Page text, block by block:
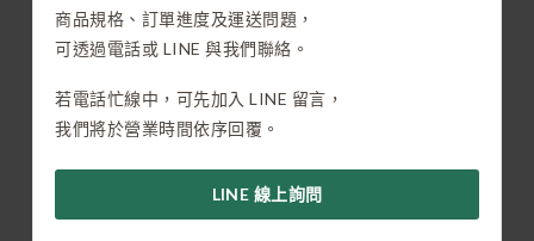
商品規格、訂單進度及運送問題，
可透過電話或 LINE 與我們聯絡。
若電話忙線中，可先加入 LINE 留言，
我們將於營業時間依序回覆。
LINE 線上詢問